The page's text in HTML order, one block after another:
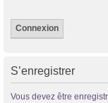
S’enregistrer
Vous devez être